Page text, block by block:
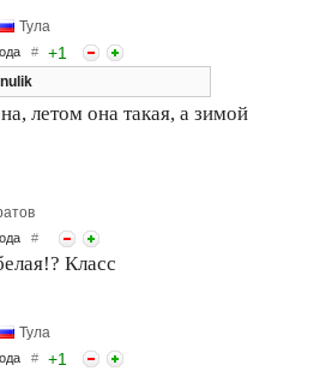
Тула
# +1
летом она такая, а зимой
#
Класс
Тула
# +1